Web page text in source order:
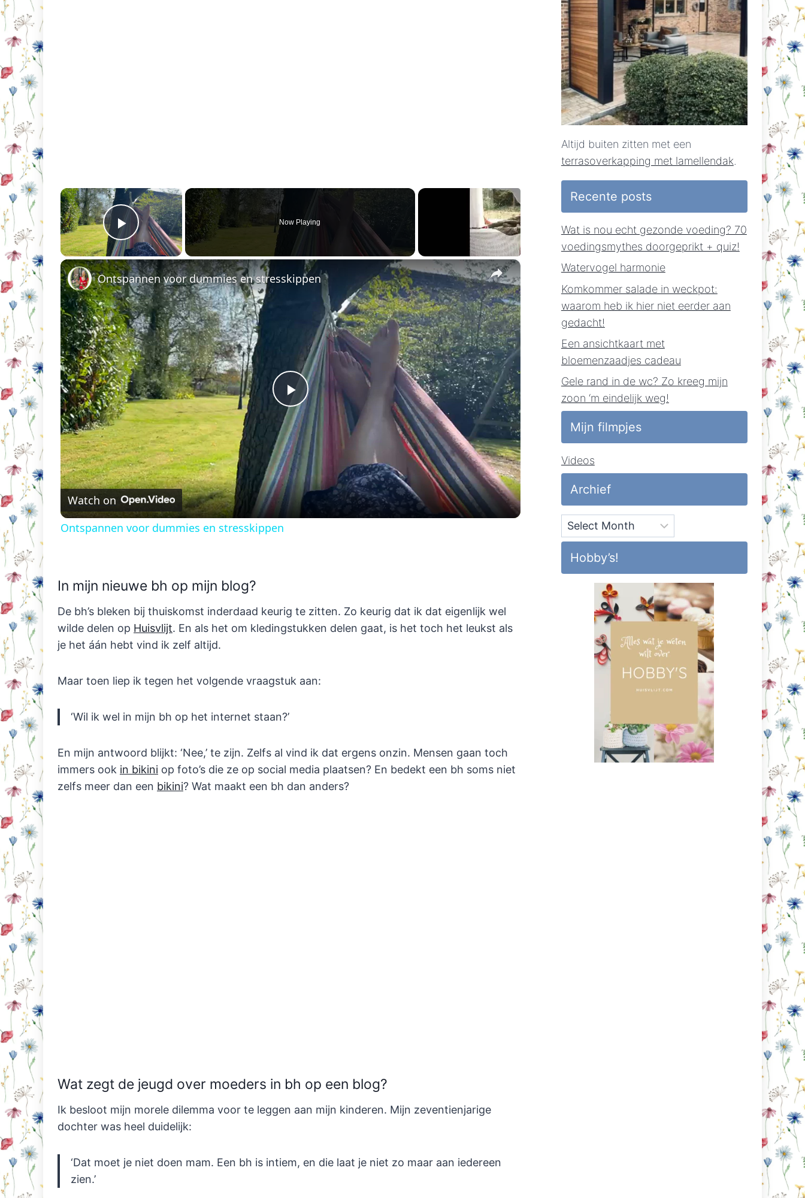
×
Play Video
Now Playing
×
Play
Video
Ontspannen voor dummies en stresskippen
Watch on
Ontspannen voor dummies en stresskippen
In mijn nieuwe bh op mijn blog?
De bh’s bleken bij thuiskomst inderdaad keurig te zitten. Zo keurig dat ik dat eigenlijk wel
wilde delen op Huisvlijt. En als het om kledingstukken delen gaat, is het toch het leukst als
je het áán hebt vind ik zelf altijd.
Maar toen liep ik tegen het volgende vraagstuk aan:
‘Wil ik wel in mijn bh op het internet staan?’
En mijn antwoord blijkt: ‘Nee,’ te zijn. Zelfs al vind ik dat ergens onzin. Mensen gaan toch
immers ook in bikini op foto’s die ze op social media plaatsen? En bedekt een bh soms niet
zelfs meer dan een bikini? Wat maakt een bh dan anders?
Wat zegt de jeugd over moeders in bh op een blog?
Ik besloot mijn morele dilemma voor te leggen aan mijn kinderen. Mijn zeventienjarige
dochter was heel duidelijk:
‘Dat moet je niet doen mam. Een bh is intiem, en die laat je niet zo maar aan iedereen
zien.’
Altijd buiten zitten met een
terrasoverkapping met lamellendak.
Recente posts
Wat is nou echt gezonde voeding? 70
voedingsmythes doorgeprikt + quiz!
Watervogel harmonie
Komkommer salade in weckpot:
waarom heb ik hier niet eerder aan
gedacht!
Een ansichtkaart met
bloemenzaadjes cadeau
Gele rand in de wc? Zo kreeg mijn
zoon ‘m eindelijk weg!
Mijn filmpjes
Videos
Archief
Archief
Hobby’s!